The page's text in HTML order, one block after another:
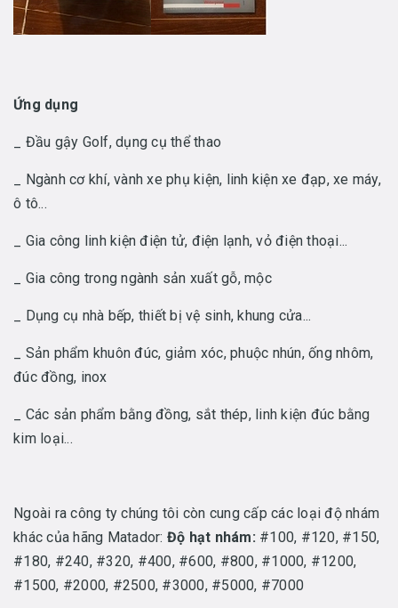
Ứng dụng
_ Đầu gậy Golf, dụng cụ thể thao
_ Ngành cơ khí, vành xe phụ kiện, linh kiện xe đạp, xe máy,
ô tô...
_ Gia công linh kiện điện tử, điện lạnh, vỏ điện thoại...
_ Gia công trong ngành sản xuất gỗ, mộc
_ Dụng cụ nhà bếp, thiết bị vệ sinh, khung cửa...
_ Sản phẩm khuôn đúc, giảm xóc, phuộc nhún, ống nhôm,
đúc đồng, inox
_ Các sản phẩm bằng đồng, sắt thép, linh kiện đúc bằng
kim loại...
Ngoài ra công ty chúng tôi còn cung cấp các loại độ nhám
khác của hãng Matador: Độ hạt nhám: #100, #120, #150,
#180, #240, #320, #400, #600, #800, #1000, #1200,
#1500, #2000, #2500, #3000, #5000, #7000